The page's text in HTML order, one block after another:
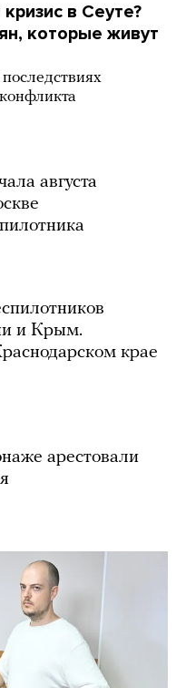
в Сеуте?
которые живут
августа
и Крым.
крае
арестовали